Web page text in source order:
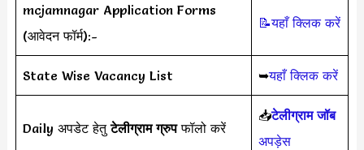
mcjamnagar Application Forms
(आवेदन फॉर्म):-
📝यहाँ क्लिक करें
State Wise Vacancy List ➥यहाँ क्लिक करें
Daily अपडेट हेतुटेलीग्राम ग्रुपफॉलो करें
📥टेलीग्राम जॉब
अपड़ेस